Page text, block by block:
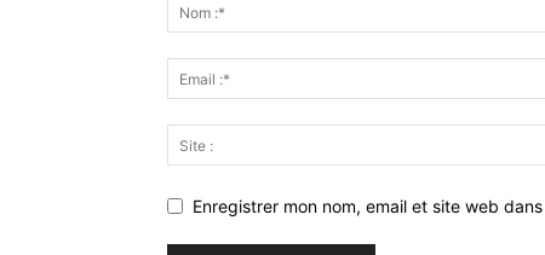
Enregistrer mon nom, email et site web